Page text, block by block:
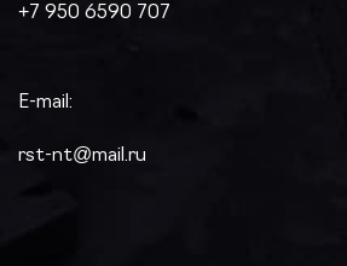
+7 950 6590 707
E-mail:
rst-nt@mail.ru